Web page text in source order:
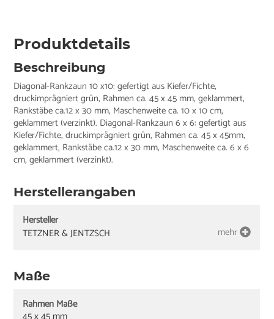
Produktdetails
Beschreibung
Diagonal-Rankzaun 10 x10: gefertigt aus Kiefer/Fichte,
druckimprägniert grün, Rahmen ca. 45 x 45 mm, geklammert,
Rankstäbe ca.12 x 30 mm, Maschenweite ca. 10 x 10 cm,
geklammert (verzinkt). Diagonal-Rankzaun 6 x 6: gefertigt aus
Kiefer/Fichte, druckimprägniert grün, Rahmen ca. 45 x 45mm,
geklammert, Rankstäbe ca.12 x 30 mm, Maschenweite ca. 6 x 6
cm, geklammert (verzinkt).
Herstellerangaben
Hersteller
TETZNER & JENTZSCH
mehr
Maße
Rahmen Maße